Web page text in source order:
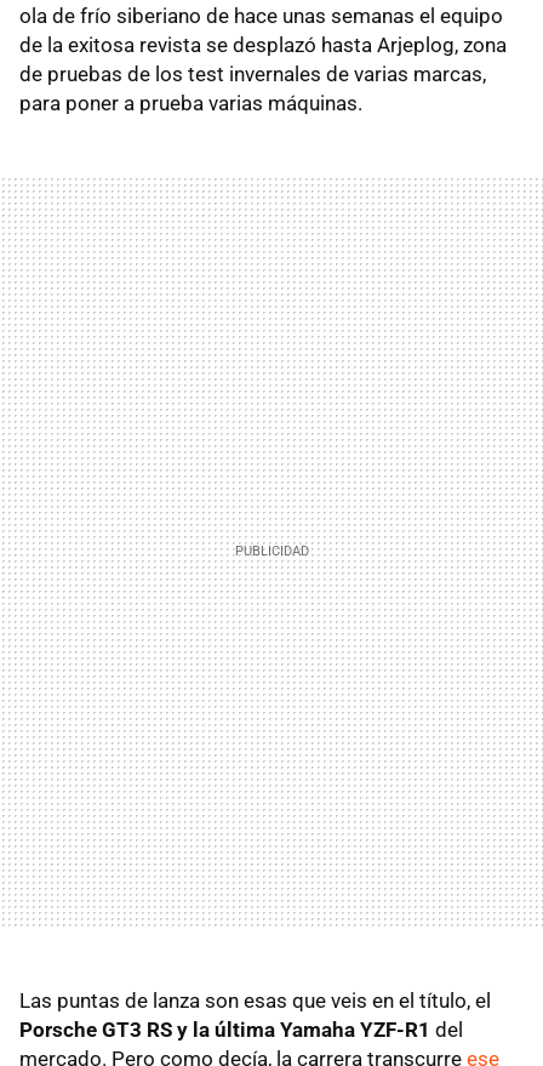
ola de frío siberiano de hace unas semanas el equipo
de la exitosa revista se desplazó hasta Arjeplog, zona
de pruebas de los test invernales de varias marcas,
para poner a prueba varias máquinas.
Las puntas de lanza son esas que veis en el título, el
Porsche GT3 RS y la última Yamaha YZF-R1 del
mercado. Pero como decía, la carrera transcurre ese